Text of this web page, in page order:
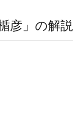
彦」の解説